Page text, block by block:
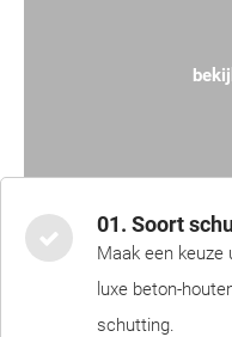
01. Soort
Maak een
luxe beton-
schutting.